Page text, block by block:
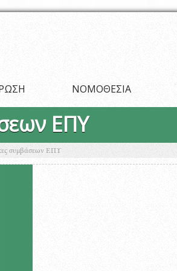
ΝΟΜΟΘΕΣΙΑ
ΕΠΥ
συμβάσεων ΕΠΥ